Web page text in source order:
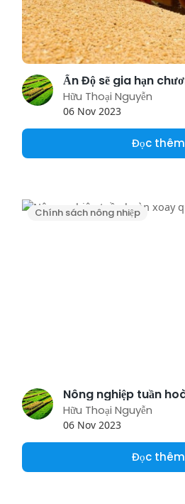
Hữu Thoại Nguyễn
06 Nov 2023
Đọc thêm
Chính sách nông nhiệp
Hữu Thoại Nguyễn
06 Nov 2023
Đọc thêm